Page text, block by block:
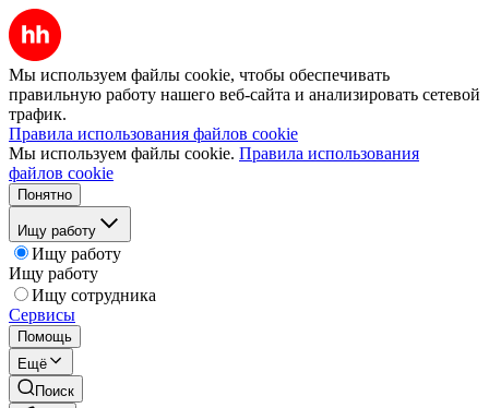
Мы используем файлы cookie, чтобы обеспечивать
правильную работу нашего веб-сайта и анализировать сетевой
трафик.
Правила использования файлов cookie
Мы используем файлы cookie. Правила использования
файлов cookie
Понятно
Ищу работу
Ищу работу
Ищу работу
Ищу сотрудника
Сервисы
Помощь
Ещё
Поиск